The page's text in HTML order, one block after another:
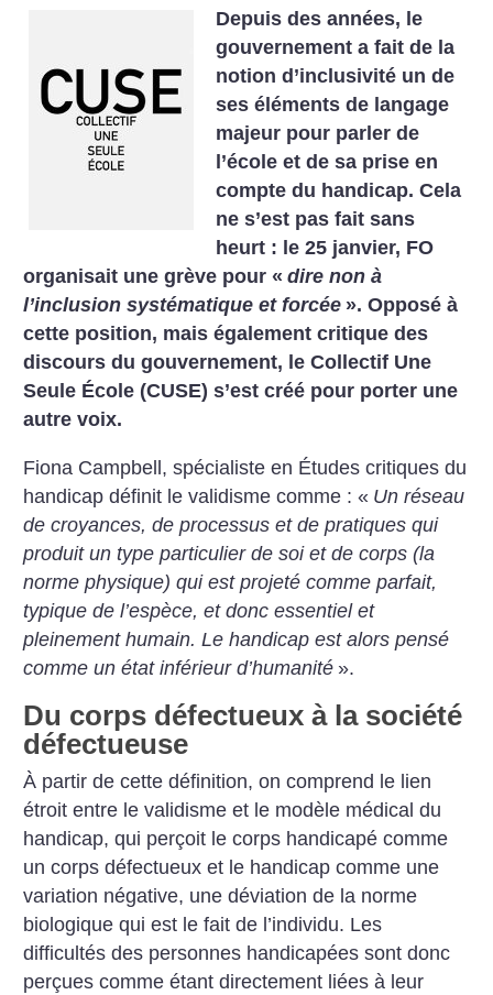
Depuis des années, le
gouvernement a fait de la
notion d’inclusivité un de
ses éléments de langage
majeur pour parler de
l’école et de sa prise en
compte du handicap. Cela
ne s’est pas fait sans
heurt : le 25 janvier, FO
organisait une grève pour « dire non à
l’inclusion systématique et forcée ». Opposé à
cette position, mais également critique des
discours du gouvernement, le Collectif Une
Seule École (CUSE) s’est créé pour porter une
autre voix.
Fiona Campbell, spécialiste en Études critiques du
handicap définit le validisme comme : « Un réseau
de croyances, de processus et de pratiques qui
produit un type particulier de soi et de corps (la
norme physique) qui est projeté comme parfait,
typique de l’espèce, et donc essentiel et
pleinement humain. Le handicap est alors pensé
comme un état inférieur d’humanité ».
Du corps défectueux à la société
défectueuse
À partir de cette définition, on comprend le lien
étroit entre le validisme et le modèle médical du
handicap, qui perçoit le corps handicapé comme
un corps défectueux et le handicap comme une
variation négative, une déviation de la norme
biologique qui est le fait de l’individu. Les
difficultés des personnes handicapées sont donc
perçues comme étant directement liées à leur